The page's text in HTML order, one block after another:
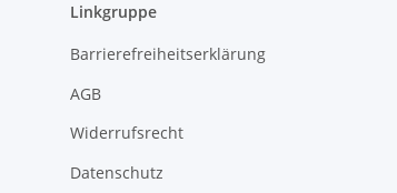
Linkgruppe
Barrierefreiheitserklärung
AGB
Widerrufsrecht
Datenschutz